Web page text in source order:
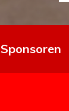
Sponsoren